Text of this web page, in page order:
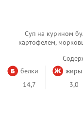
Суп на курином
картофелем,
белки
14,7
жиры
3,0